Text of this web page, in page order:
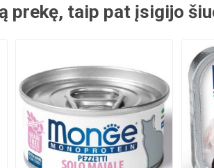
prekę, taip pat įsigijo